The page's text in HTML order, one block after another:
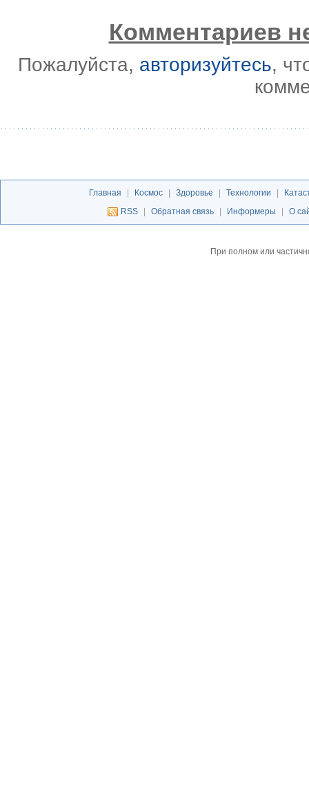
Комментариев
Пожалуйста, авторизуйтесь,
Главная Космос Здоровье Технологии
RSS
Обратная связь Информеры О
При полном или